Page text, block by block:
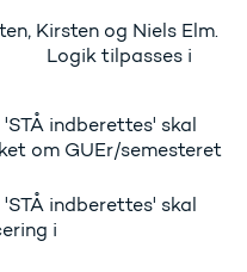
Kirsten og Niels Elm.
i
indberettes' skal
om GUEr/semesteret
indberettes' skal
i